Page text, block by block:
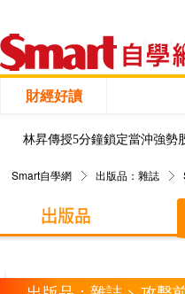
財經好讀
林昇傳授5分鐘鎖定當沖強勢
Smart自學網 出版品：雜誌